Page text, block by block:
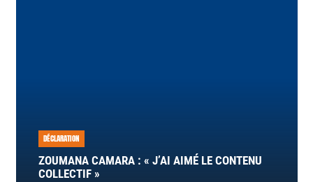
DÉCLARATION
ZOUMANA CAMARA : « J’AI AIMÉ LE CONTENU
COLLECTIF »